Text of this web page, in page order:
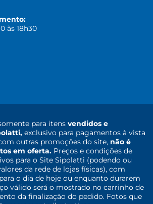
às 18h30
para itens vendidos e
exclusivo para pagamentos à vista
outras promoções do site, não é
em oferta. Preços e condições de
para o Site Sipolatti (podendo ou
da rede de lojas físicas), com
o dia de hoje ou enquanto durarem
válido será o mostrado no carrinho de
da finalização do pedido. Fotos que